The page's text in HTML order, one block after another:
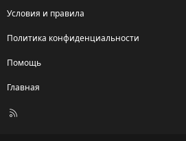
Условия и правила
Политика конфиденциальности
Помощь
Главная
R